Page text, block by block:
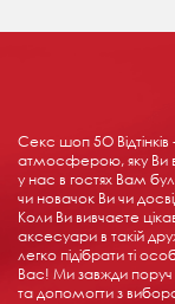
Секс шоп 5О
атмосферою, яку Ви
у нас в гостях Вам
чи новачок Ви чи
Коли Ви вивчаєте
аксесуари в такій
легко підібрати ті
Вас! Ми завжди поруч
та допомогти з